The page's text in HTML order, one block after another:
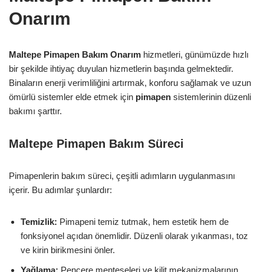
Onarım
Maltepe Pimapen Bakım Onarım hizmetleri, günümüzde hızlı
bir şekilde ihtiyaç duyulan hizmetlerin başında gelmektedir.
Binaların enerji verimliliğini artırmak, konforu sağlamak ve uzun
ömürlü sistemler elde etmek için pimapen sistemlerinin düzenli
bakımı şarttır.
Maltepe Pimapen Bakım Süreci
Pimapenlerin bakım süreci, çeşitli adımların uygulanmasını
içerir. Bu adımlar şunlardır:
Temizlik: Pimapeni temiz tutmak, hem estetik hem de
fonksiyonel açıdan önemlidir. Düzenli olarak yıkanması, toz
ve kirin birikmesini önler.
Yağlama: Pencere menteşeleri ve kilit mekanizmalarının